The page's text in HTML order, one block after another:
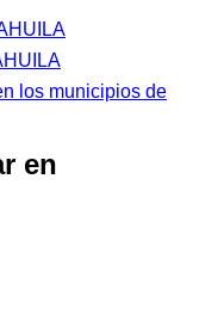
los municipios de
en